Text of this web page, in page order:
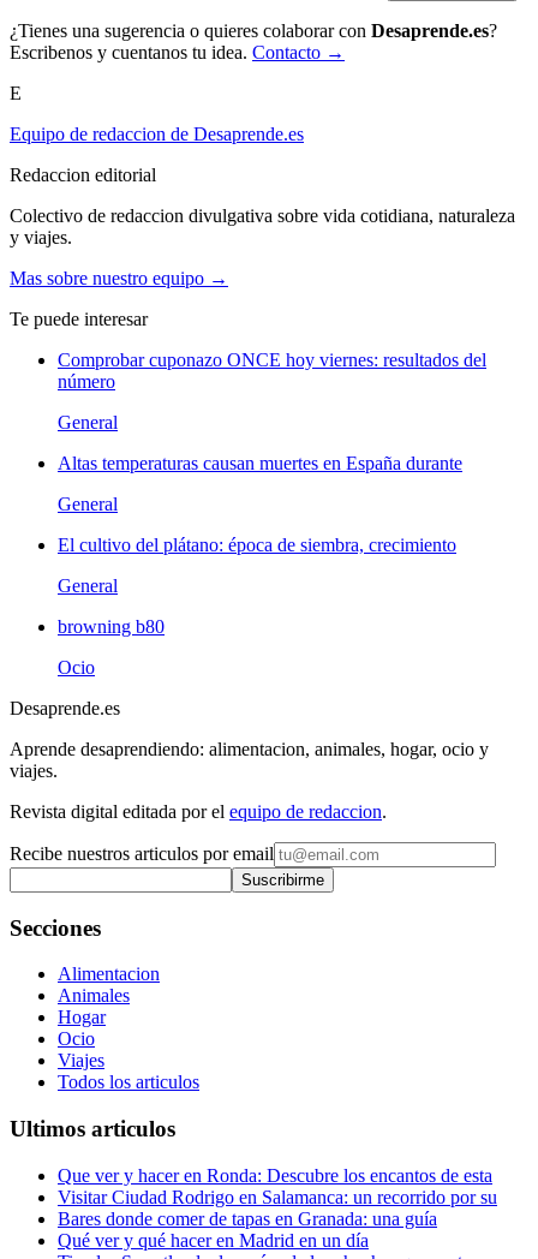
¿Tienes una sugerencia o quieres colaborar con Desaprende.es?
Escribenos y cuentanos tu idea. Contacto →
E
Equipo de redaccion de Desaprende.es
Redaccion editorial
Colectivo de redaccion divulgativa sobre vida cotidiana, naturaleza
y viajes.
Mas sobre nuestro equipo →
Te puede interesar
Comprobar cuponazo ONCE hoy viernes: resultados del
número
General
Altas temperaturas causan muertes en España durante
General
El cultivo del plátano: época de siembra, crecimiento
General
browning b80
Ocio
Desaprende.es
Aprende desaprendiendo: alimentacion, animales, hogar, ocio y
viajes.
Revista digital editada por el equipo de redaccion.
Recibe nuestros articulos por email
Suscribirme
Secciones
Alimentacion
Animales
Hogar
Ocio
Viajes
Todos los articulos
Ultimos articulos
Que ver y hacer en Ronda: Descubre los encantos de esta
Visitar Ciudad Rodrigo en Salamanca: un recorrido por su
Bares donde comer de tapas en Granada: una guía
Qué ver y qué hacer en Madrid en un día